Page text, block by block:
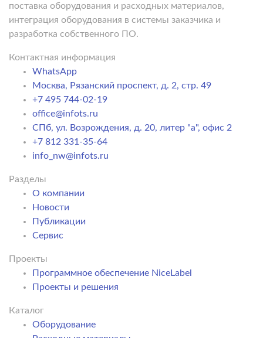
поставка оборудования и расходных материалов,
интеграция оборудования в системы заказчика и
разработка собственного ПО.
Контактная информация
WhatsApp
Москва, Рязанский проспект, д. 2, стр. 49
+7 495 744-02-19
office@infots.ru
СПб, ул. Возрождения, д. 20, литер "a", офис 2
+7 812 331-35-64
info_nw@infots.ru
Разделы
О компании
Новости
Публикации
Сервис
Проекты
Программное обеспечение NiceLabel
Проекты и решения
Каталог
Оборудование